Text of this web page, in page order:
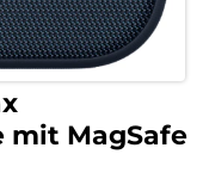
mit MagSafe